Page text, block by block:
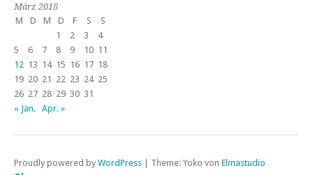
März 2018
M
D M D F S
S
1
2 3
4
5
6 7 8 9 10 11
12 13 14 15 16 17 18
19 20 21 22 23 24 25
26 27 28 29 30 31
« Jan. Apr. »
Proudly powered by WordPress | Theme: Yoko von Elmastudio